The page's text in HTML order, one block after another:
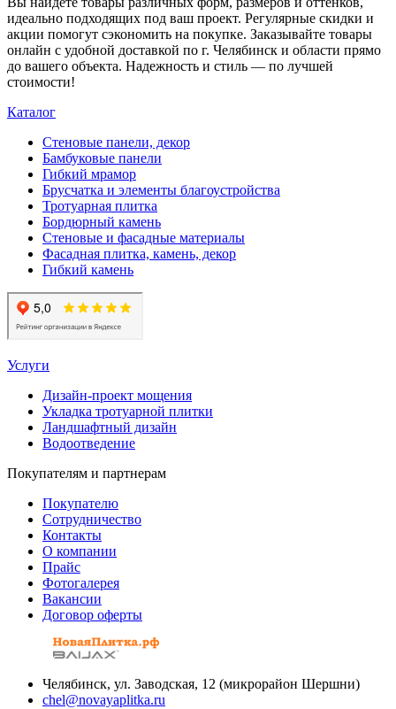
идеально подходящих под ваш проект. Регулярные скидки и
акции помогут сэкономить на покупке. Заказывайте товары
онлайн с удобной доставкой по г. Челябинск и области прямо
до вашего объекта. Надежность и стиль — по лучшей
стоимости!
Каталог
Стеновые панели, декор
Бамбуковые панели
Гибкий мрамор
Брусчатка и элементы благоустройства
Тротуарная плитка
Бордюрный камень
Стеновые и фасадные материалы
Фасадная плитка, камень, декор
Гибкий камень
Услуги
Дизайн-проект мощения
Укладка тротуарной плитки
Ландшафтный дизайн
Водоотведение
Покупателям и партнерам
Покупателю
Сотрудничество
Контакты
О компании
Прайс
Фотогалерея
Вакансии
Договор оферты
Челябинск, ул. Заводская, 12 (микрорайон Шершни)
chel@novayaplitka.ru